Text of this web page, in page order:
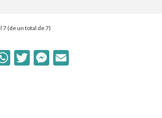
7 (de un total de 7)
WhatsApp
TwitterMessenger